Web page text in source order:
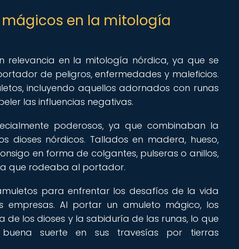
en la mitología
relevancia en la mitología nórdica, ya que se
de peligros, enfermedades y maleficios.
incluyendo aquellos adornados con runas
las influencias negativas.
poderosos, ya que combinaban la
nórdicos. Tallados en madera, hueso,
en forma de colgantes, pulseras o anillos,
que rodeaba al portador.
para enfrentar los desafíos de la vida
Al portar un amuleto mágico, los
los dioses y la sabiduría de las runas, lo que
suerte en sus travesías por tierras